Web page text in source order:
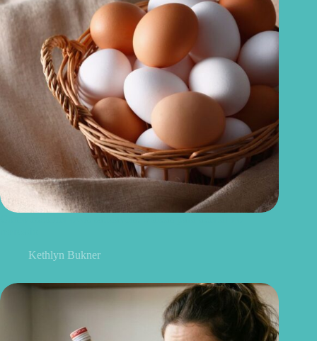
Kethlyn Bukner